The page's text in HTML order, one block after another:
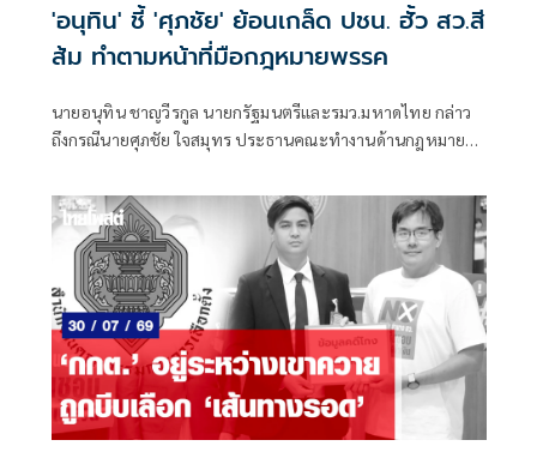
'อนุทิน' ชี้ 'ศุภชัย' ย้อนเกล็ด ปชน. ฮั้ว สว.สี
ส้ม ทำตามหน้าที่มือกฎหมายพรรค
นายอนุทิน ชาญวีรกูล นายกรัฐมนตรีและรมว.มหาดไทย กล่าว
ถึงกรณีนายศุภชัย ใจสมุทร ประธานคณะทํางานด้านกฎหมาย
ยกฯเห็นด้วยกับแนวทางนี้หรือไม่ ว่า นายศุภชัย ทําหน้าที่ของ
ท่าน